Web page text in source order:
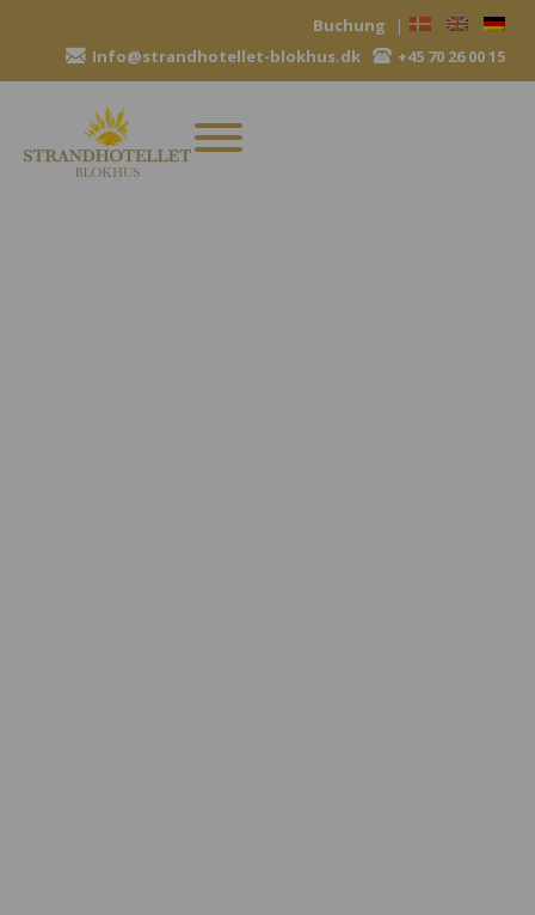
Buchung
|
Info@strandhotellet-blokhus.dk
+45 70 26 00 15